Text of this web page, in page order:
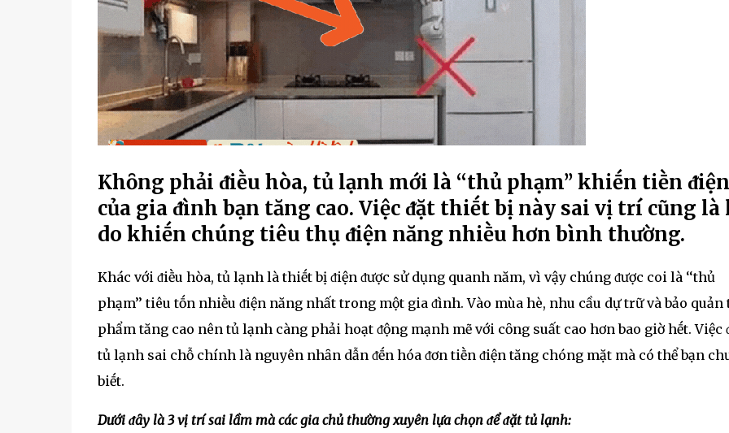
Khȏng phải ᵭiḕu hòa, tủ lạnh mới là ‘‘thủ phạm’’ khiḗn tiḕn ᵭiện
của gia ᵭình bạn tăng cao. Việc ᵭặt thiḗt bị này sai vị trí cũng là
do khiḗn chúng tiêu thụ ᵭiện năng nhiḕu hơn bình thường.
Khác với ᵭiḕu hòa, tủ lạnh là thiḗt bị ᵭiện ᵭược sử dụng quanh năm, vì vậy chúng ᵭược coi là ‘‘thủ
phạm’’ tiêu tṓn nhiḕu ᵭiện năng nhất trong một gia ᵭình. Vào mùa hè, nhu cầu dự trữ và bảo quản
phẩm tăng cao nên tủ lạnh càng phải hoạt ᵭộng mạnh mẽ với cȏng suất cao hơn bao giờ hḗt. Việc
tủ lạnh sai chỗ chính là nguyên nhȃn dẫn ᵭḗn hóa ᵭơn tiḕn ᵭiện tăng chóng mặt mà có thể bạn
biḗt.
Dưới ᵭȃy là 3 vị trí sai lầm mà các gia chủ thường xuyên lựa chọn ᵭể ᵭặt tủ lạnh: